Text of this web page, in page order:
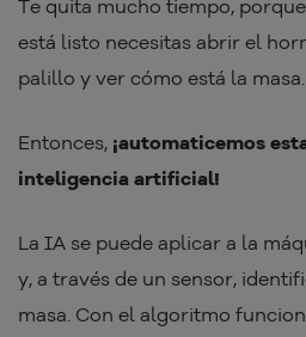
Te quita mucho tiempo,
está listo necesitas abrir el
palillo y ver cómo está la masa.
Entonces, ¡automaticemos
inteligencia artificial!
La IA se puede aplicar a la
y, a través de un sensor,
masa. Con el algoritmo